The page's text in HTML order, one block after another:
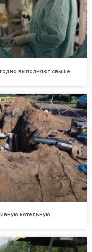
выполняют свыше
котельную